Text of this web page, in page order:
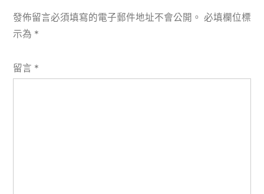
發佈留言必須填寫的電子郵件地址不會公開。 必填欄位標
示為 *
留言 *